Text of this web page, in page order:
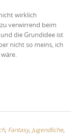
wirklich
verwirrend beim
die Grundidee ist
nicht so meins, ich
, Fantasy, Jugendliche,